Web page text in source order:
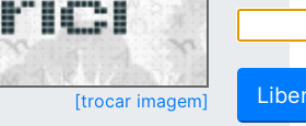
[trocar imagem]